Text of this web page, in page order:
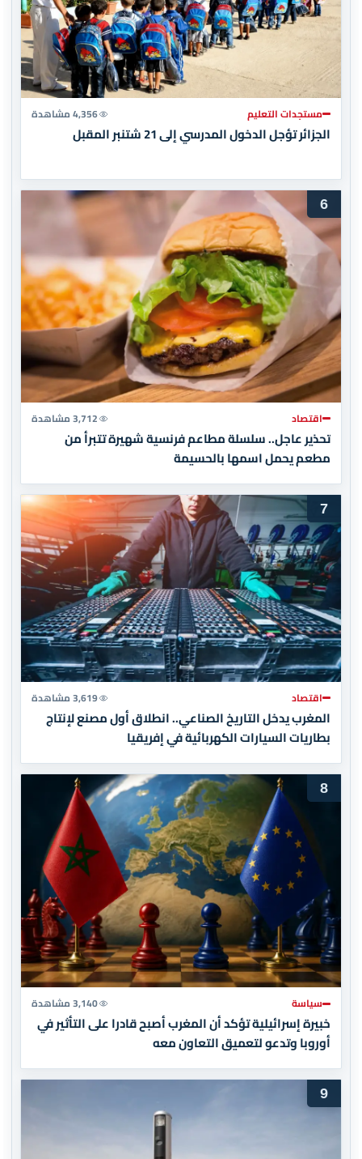
مستجدات التعليم 4,356 مشاهدة
الجزائر تؤجل الدخول المدرسي إلى 21 شتنبر المقبل
6
اقتصاد 3,712 مشاهدة
تحذير عاجل.. سلسلة مطاعم فرنسية شهيرة تتبرأ من
مطعم يحمل اسمها بالحسيمة
7
اقتصاد 3,619 مشاهدة
المغرب يدخل التاريخ الصناعي.. انطلاق أول مصنع لإنتاج
بطاريات السيارات الكهربائية في إفريقيا
8
سياسة 3,140 مشاهدة
خبيرة إسرائيلية تؤكد أن المغرب أصبح قادرا على التأثير في
أوروبا وتدعو لتعميق التعاون معه
9